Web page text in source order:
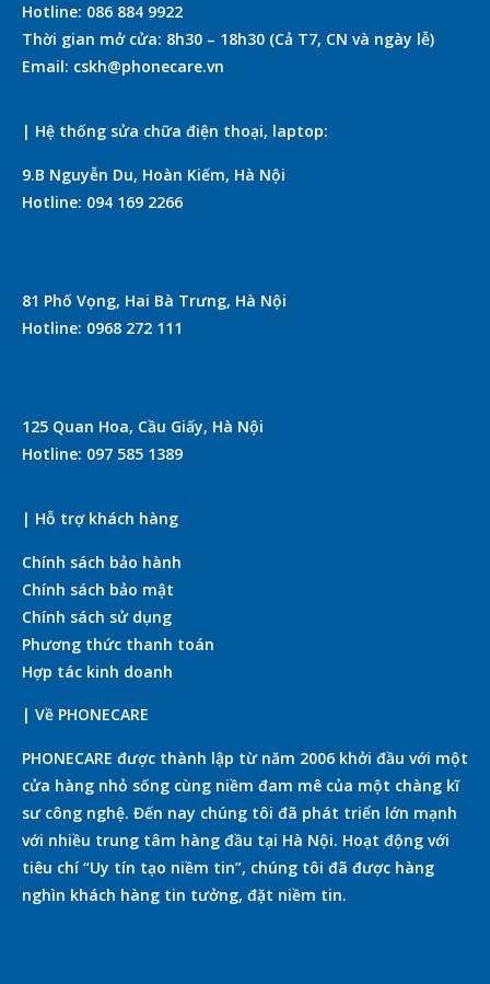
Hotline: 086 884 9922
Thời gian mở cửa: 8h30 – 18h30 (Cả T7, CN và ngày lễ)
Email: cskh@phonecare.vn
| Hệ thống sửa chữa điện thoại, laptop:
9.B Nguyễn Du, Hoàn Kiếm, Hà Nội
Hotline: 094 169 2266
81 Phố Vọng, Hai Bà Trưng, Hà Nội
Hotline: 0968 272 111
125 Quan Hoa, Cầu Giấy, Hà Nội
Hotline: 097 585 1389
| Hỗ trợ khách hàng
Chính sách bảo hành
Chính sách bảo mật
Chính sách sử dụng
Phương thức thanh toán
Hợp tác kinh doanh
| Về PHONECARE
PHONECARE được thành lập từ năm 2006 khởi đầu với một
cửa hàng nhỏ sống cùng niềm đam mê của một chàng kĩ
sư công nghệ. Đến nay chúng tôi đã phát triển lớn mạnh
với nhiều trung tâm hàng đầu tại Hà Nội. Hoạt động với
tiêu chí “Uy tín tạo niềm tin”, chúng tôi đã được hàng
nghìn khách hàng tin tưởng, đặt niềm tin.